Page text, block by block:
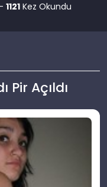
1121Kez Okundu
Pir Açıldı